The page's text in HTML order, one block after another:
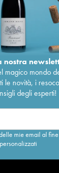
nostra
magico mondo
le novità, i
degli esperti!
mie email al